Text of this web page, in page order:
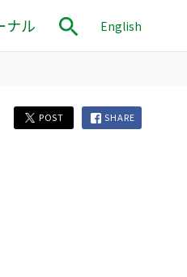
ナル English
POST SHARE